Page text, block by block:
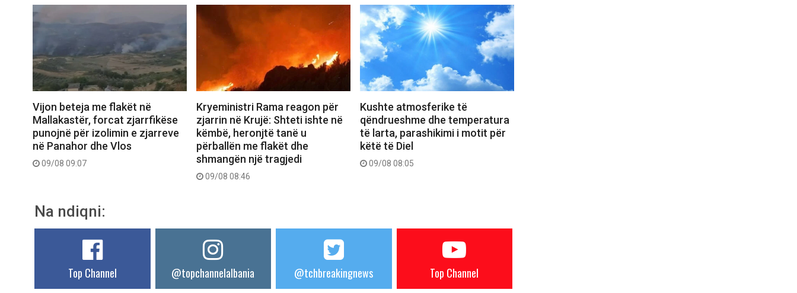
Vijon beteja me flakët në
Mallakastër, forcat zjarrfikëse
punojnë për izolimin e zjarreve
në Panahor dhe Vlos
09/08 09:07
Kryeministri Rama reagon për
zjarrin në Krujë: Shteti ishte në
këmbë, heronjtë tanë u
përballën me flakët dhe
shmangën një tragjedi
09/08 08:46
Kushte atmosferike të
qëndrueshme dhe temperatura
të larta, parashikimi i motit për
këtë të Diel
09/08 08:05
Na ndiqni:
Top Channel @topchannelalbania @tchbreakingnews Top Channel